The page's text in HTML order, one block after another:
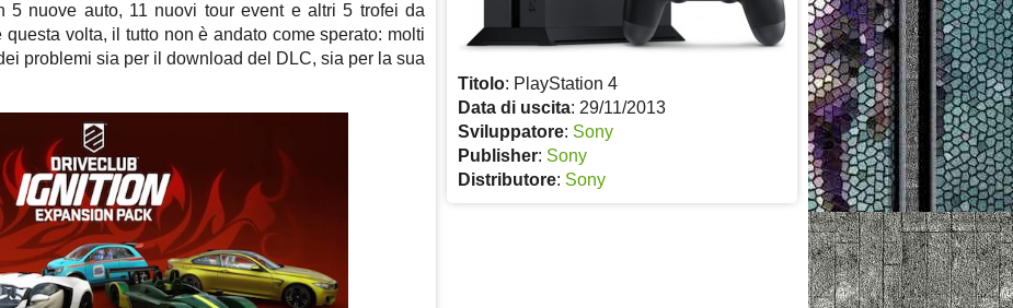
Titolo: PlayStation 4
Data di uscita: 29/11/2013
Sviluppatore: Sony
Publisher: Sony
Distributore: Sony
5 nuove auto, 11 nuovi tour event e altri 5 trofei da
volta, il tutto non è andato come sperato: molti
problemi sia per il download del DLC, sia per la sua